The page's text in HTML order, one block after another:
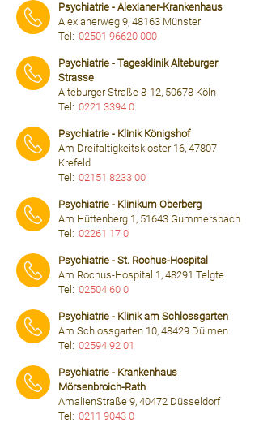
Psychiatrie - Alexianer-Krankenhaus
Alexianerweg 9, 48163 Münster
Tel: 02501 96620 000
Psychiatrie - Tagesklinik Alteburger
Strasse
Alteburger Straße 8-12, 50678 Köln
Tel: 0221 3394 0
Psychiatrie - Klinik Königshof
Am Dreifaltigkeitskloster 16, 47807
Krefeld
Tel: 02151 8233 00
Psychiatrie - Klinikum Oberberg
Am Hüttenberg 1, 51643 Gummersbach
Tel: 02261 17 0
Psychiatrie - St. Rochus-Hospital
Am Rochus-Hospital 1, 48291 Telgte
Tel: 02504 60 0
Psychiatrie - Klinik am Schlossgarten
Am Schlossgarten 10, 48429 Dülmen
Tel: 02594 92 01
Psychiatrie - Krankenhaus
Mörsenbroich-Rath
AmalienStraße 9, 40472 Düsseldorf
Tel: 0211 9043 0